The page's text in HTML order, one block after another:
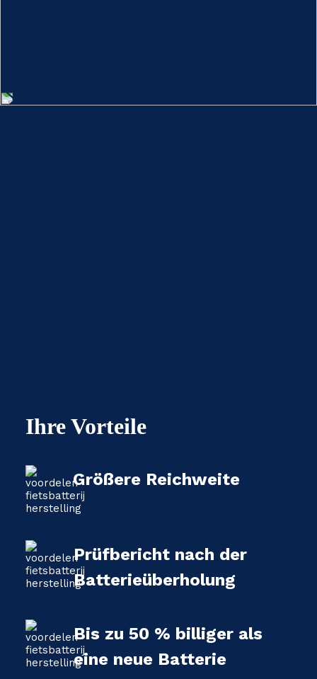
Ihre Vorteile
Größere Reichweite
Prüfbericht nach der
Batterieüberholung
Bis zu 50 % billiger als
eine neue Batterie